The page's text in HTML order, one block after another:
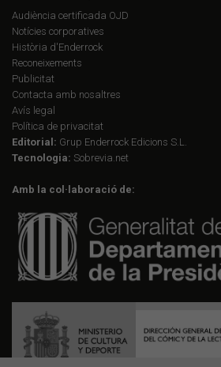
Audiència certificada OJD
Notícies corporatives
Història d'Enderrock
Reconeixements
Publicitat
Contacta amb nosaltres
Avís legal
Política de privacitat
Editorial: Grup Enderrock Edicions S.L.
Tecnologia: Sobrevia.net
Amb la col·laboració de: